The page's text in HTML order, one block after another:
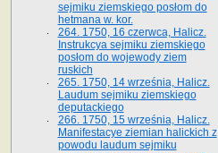
sejmiku ziemskiego posłom do
hetmana w. kor.
264. 1750, 16 czerwca, Halicz.
Instrukcya sejmiku ziemskiego
posłom do wojewody ziem
ruskich
265. 1750, 14 września, Halicz.
Laudum sejmiku ziemskiego
deputackiego
266. 1750, 15 września, Halicz.
Manifestacye ziemian halickich z
powodu laudum sejmiku